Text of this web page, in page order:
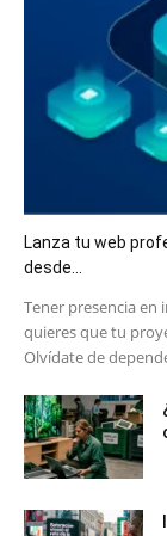
Lanza tu web
desde...
​Tener presencia en
quieres que tu
Olvídate de